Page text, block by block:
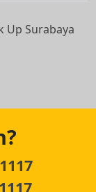
Up Surabaya